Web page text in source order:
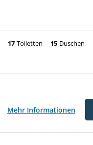
17 Toiletten 15 Duschen
Mehr Informationen